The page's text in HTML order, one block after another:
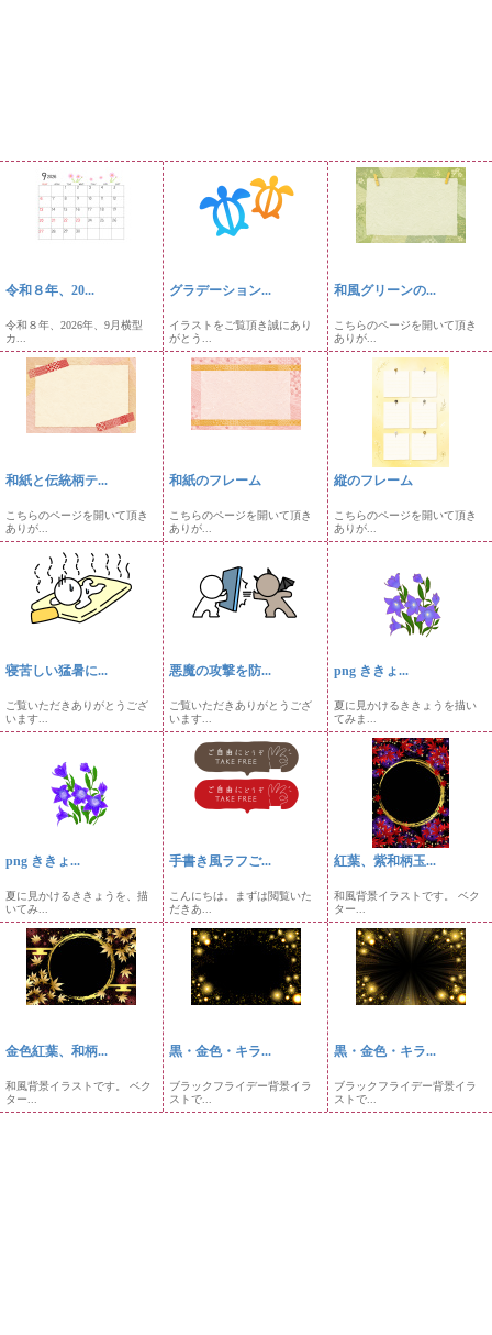
令和８年、20...
令和８年、2026年、9月横型
カ...
グラデーション...
イラストをご覧頂き誠にあり
がとう...
和風グリーンの...
こちらのページを開いて頂き
ありが...
和紙と伝統柄テ...
こちらのページを開いて頂き
ありが...
和紙のフレーム
こちらのページを開いて頂き
ありが...
縦のフレーム
こちらのページを開いて頂き
ありが...
寝苦しい猛暑に...
ご覧いただきありがとうござ
います...
悪魔の攻撃を防...
ご覧いただきありがとうござ
います...
png ききょ...
夏に見かけるききょうを描い
てみま...
png ききょ...
夏に見かけるききょうを、描
いてみ...
手書き風ラフご...
こんにちは。まずは閲覧いた
だきあ...
紅葉、紫和柄玉...
和風背景イラストです。 ベク
ター...
金色紅葉、和柄...
和風背景イラストです。 ベク
ター...
黒・金色・キラ...
ブラックフライデー背景イラ
ストで...
黒・金色・キラ...
ブラックフライデー背景イラ
ストで...